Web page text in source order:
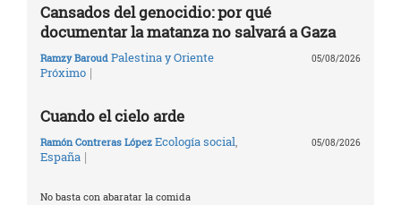
Cansados del genocidio: por qué
documentar la matanza no salvará a Gaza
Ramzy Baroud Palestina y Oriente
Próximo |
05/08/2026
Cuando el cielo arde
Ramón Contreras López Ecología social
España |
05/08/2026
No basta con abaratar la comida